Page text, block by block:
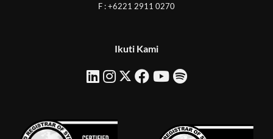
F : +6221 2911 0270
Ikuti Kami